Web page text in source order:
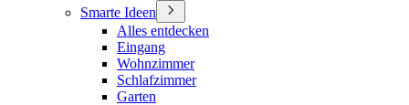
Smarte Ideen
Alles entdecken
Eingang
Wohnzimmer
Schlafzimmer
Garten